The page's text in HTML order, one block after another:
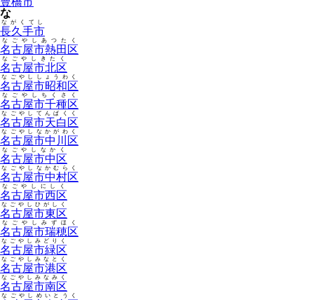
な
長久手市
ながくてし
名古屋市熱田区
なごやしあつたく
名古屋市北区
なごやしきたく
名古屋市昭和区
なごやししょうわく
名古屋市千種区
なごやしちくさく
名古屋市天白区
なごやしてんぱくく
名古屋市中川区
なごやしなかがわく
名古屋市中区
なごやしなかく
名古屋市中村区
なごやしなかむらく
名古屋市西区
なごやしにしく
名古屋市東区
なごやしひがしく
名古屋市瑞穂区
なごやしみずほく
名古屋市緑区
なごやしみどりく
名古屋市港区
なごやしみなとく
名古屋市南区
なごやしみなみく
なごやしめいとうく